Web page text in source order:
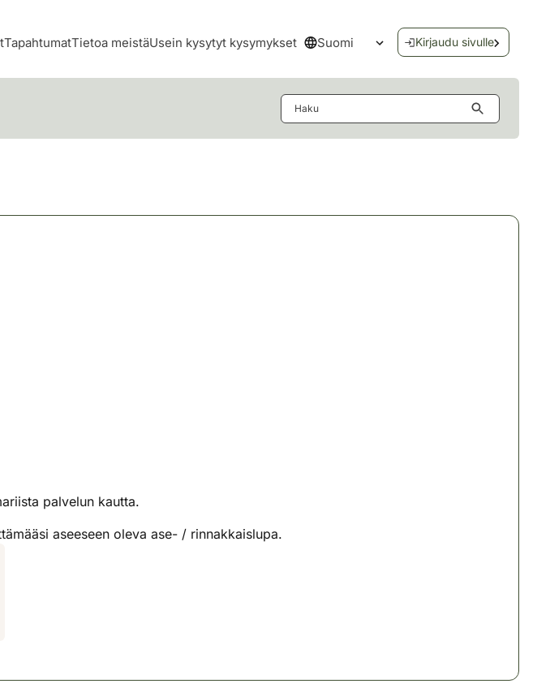
TapahtumatTietoa meistäUsein kysytyt kysymykset Suomi
Avaa kielivalikko
Kirjaudu sivulle
palvelun kautta.
aseeseen oleva ase- / rinnakkaislupa.